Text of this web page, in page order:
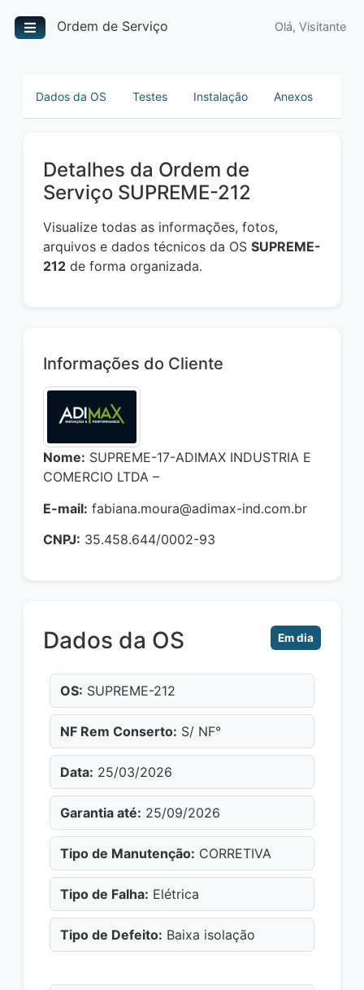
Ordem de Serviço Olá, Visitante
Dados da OS Testes Instalação Anexos
Detalhes da Ordem de
Serviço SUPREME-212
Visualize todas as informações, fotos,
arquivos e dados técnicos da OS SUPREME-
212 de forma organizada.
Informações do Cliente
Nome: SUPREME-17-ADIMAX INDUSTRIA E
COMERCIO LTDA –
E-mail: fabiana.moura@adimax-ind.com.br
CNPJ: 35.458.644/0002-93
Dados da OS Em dia
OS: SUPREME-212
NF Rem Conserto: S/ NF°
Data: 25/03/2026
Garantia até: 25/09/2026
Tipo de Manutenção: CORRETIVA
Tipo de Falha: Elétrica
Tipo de Defeito: Baixa isolação